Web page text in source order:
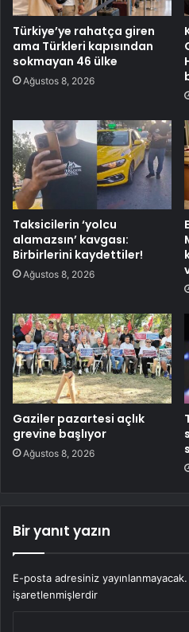
Türkiye’ye rahatça giren
ama Türkleri kapısından
sokmayan 46 ülke
Ağustos 8, 2026
Taksicilerin ‘yolcu
alamazsın’ kavgası:
Birbirlerini kaydettiler!
Ağustos 8, 2026
Gaziler pazartesi açlık
grevine başlıyor
Ağustos 8, 2026
Bir yanıt yazın
E-posta adresiniz yayınlanmayacak.
işaretlenmişlerdir